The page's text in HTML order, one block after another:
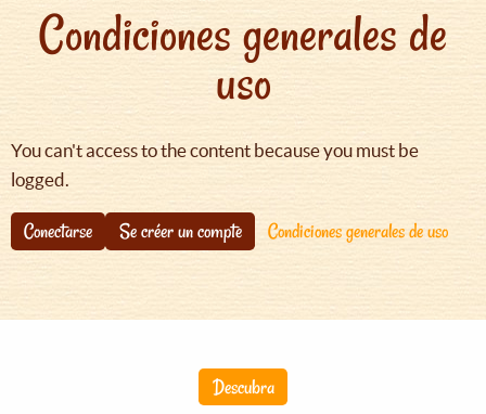
ayuda
navegación
Condiciones generales de
uso
You can't access to the content because you must be
logged.
Conectarse Se créer un compte Condiciones generales de uso
Descubra